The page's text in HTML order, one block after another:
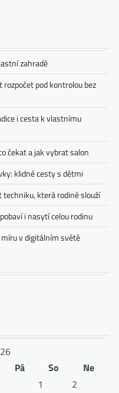
zahradě
pod kontrolou bez
i cesta k vlastnímu
čekat a jak vybrat salon
klidné cesty s dětmi
která rodině slouží
i nasytí celou rodinu
v digitálním světě
Pá So
Ne
1
2